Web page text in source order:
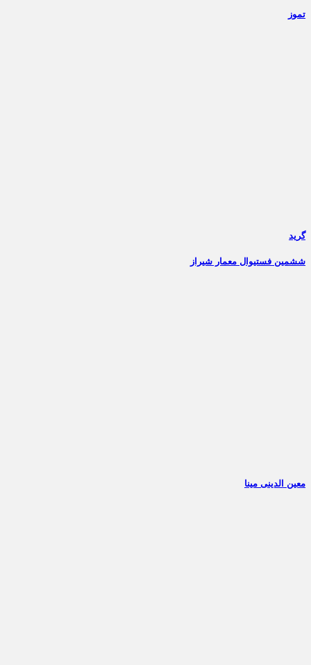
تموز
گرید
ششمین فستیوال معمار شیراز
معین الدینی مینا